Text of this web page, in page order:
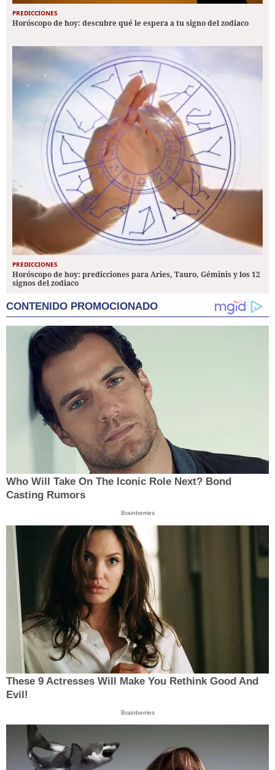
PREDICCIONES
Horóscopo de hoy: descubre qué le espera a tu signo del zodiaco
PREDICCIONES
Horóscopo de hoy: predicciones para Aries, Tauro, Géminis y los 12
signos del zodiaco
CONTENIDO PROMOCIONADO
Who Will Take On The Iconic Role Next? Bond
Casting Rumors
Brainberries
These 9 Actresses Will Make You Rethink Good And
Evil!
Brainberries